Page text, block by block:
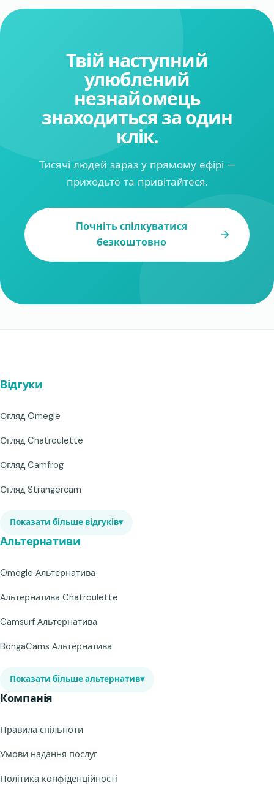
Твій наступний
улюблений
незнайомець
знаходиться за один
клік.
Тисячі людей зараз у прямому ефірі —
приходьте та привітайтеся.
Почніть спілкуватися
безкоштовно
Відгуки
Огляд Omegle
Огляд Chatroulette
Огляд Camfrog
Огляд Strangercam
Показати більше відгуків▾
Альтернативи
Omegle Альтернатива
Альтернатива Chatroulette
Camsurf Альтернатива
BongaCams Альтернатива
Показати більше альтернатив▾
Компанія
Правила спільноти
Умови надання послуг
Політика конфіденційності